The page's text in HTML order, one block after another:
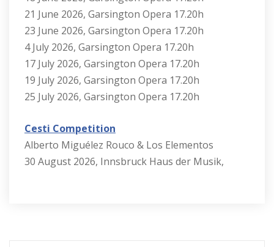
21 June 2026, Garsington Opera 17.20h
23 June 2026, Garsington Opera 17.20h
4 July 2026, Garsington Opera 17.20h
17 July 2026, Garsington Opera 17.20h
19 July 2026, Garsington Opera 17.20h
25 July 2026, Garsington Opera 17.20h
Cesti Competition
Alberto Miguélez Rouco & Los Elementos
30 August 2026, Innsbruck Haus der Musik,